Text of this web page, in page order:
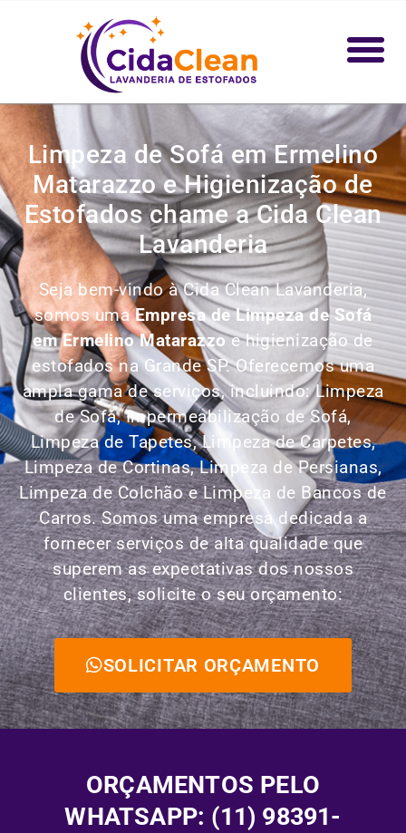
Limpeza de Sofá em Ermelino
Matarazzo e Higienização de
Estofados chame a Cida Clean
Lavanderia
Seja bem-vindo à Cida Clean Lavanderia,
somos umaEmpresa de Limpeza de Sofá
em Ermelino Matarazzoe higienização de
estofados na Grande SP. Oferecemos uma
ampla gama de serviços, incluindo:Limpeza
de Sofá, Impermeabilização de Sofá,
Limpeza de Tapetes, Limpeza de Carpetes,
Limpeza de Cortinas, Limpeza de Persianas,
Limpeza de Colchão e Limpeza de Bancos de
Carros.Somos uma empresa dedicada a
fornecer serviços de alta qualidade que
superem as expectativas dos nossos
clientes, solicite o seu orçamento:
SOLICITAR ORÇAMENTO
ORÇAMENTOS PELO
WHATSAPP: (11) 98391-